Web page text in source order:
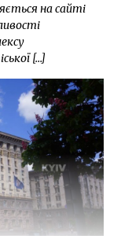
на сайті
[…]